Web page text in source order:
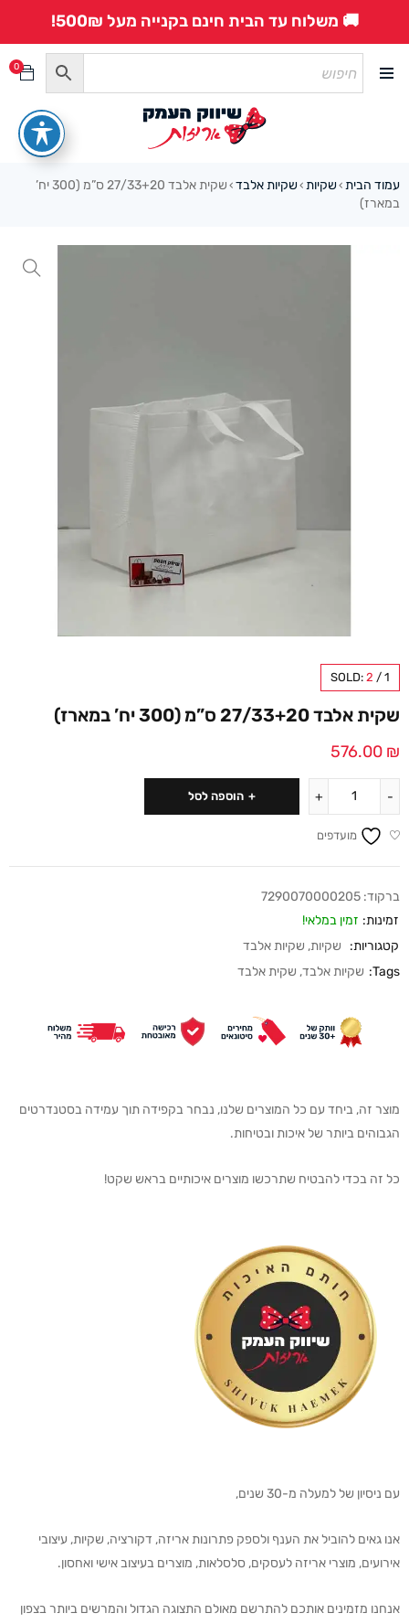
🚚 משלוח עד הבית חינם בקנייה מעל 500₪!
0
עמוד הבית ›שקיות ›שקיות אלבד ›
שקית אלבד 27/33+20 ס”מ (300 יח’
במארז)
SOLD: 2 / 1
שקית אלבד 27/33+20 ס”מ (300 יח’ במארז)
576.00 ₪
הוספה לסל
מועדפים
ברקוד: 7290070000205
זמינות: זמין במלאי!
קטגוריות:
שקיות, שקיות אלבד
Tags: שקיות אלבד, שקית אלבד
מוצר זה, ביחד עם כל המוצרים שלנו, נבחר בקפידה תוך עמידה בסטנדרטים
הגבוהים ביותר של איכות ובטיחות.
כל זה בכדי להבטיח שתרכשו מוצרים איכותיים בראש שקט!
עם ניסיון של למעלה מ-30 שנים,
אנו גאים להוביל את הענף ולספק פתרונות אריזה, דקורציה, שקיות, עיצובי
אירועים, מוצרי אריזה לעסקים, סלסלאות, מוצרים בעיצוב אישי ואחסון.
אנחנו מזמינים אותכם להתרשם מאולם התצוגה הגדול והמרשים ביותר בצפון